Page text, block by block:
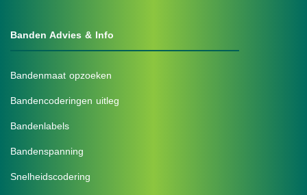
Banden Advies & Info
Bandenmaat opzoeken
Bandencoderingen uitleg
Bandenlabels
Bandenspanning
Snelheidscodering